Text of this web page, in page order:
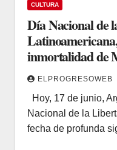
CULTURA
Día Nacional de
inmortalidad de
Güemes
ELPROGRESOWEB
Hoy, 17 de junio,
Nacional de la
fecha de profunda